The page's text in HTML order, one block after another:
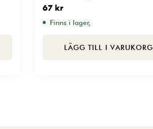
67 kr
Finns i lager,
LÄGG TILL I VARUKORG